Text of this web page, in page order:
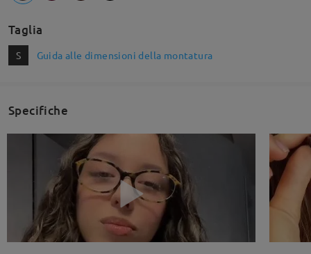
Taglia
S Guida alle dimensioni della montatura
Specifiche